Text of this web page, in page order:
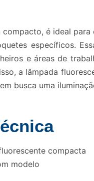
compacto, é ideal
específicos.
e áreas de
a lâmpada
busca uma
compacta
modelo